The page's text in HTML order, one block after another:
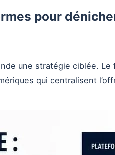
pour
une stratégie ciblée. Le
qui centralisent